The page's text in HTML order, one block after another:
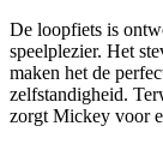
De loopfiets is
speelplezier. Het
maken het de
zelfstandigheid.
zorgt Mickey voor